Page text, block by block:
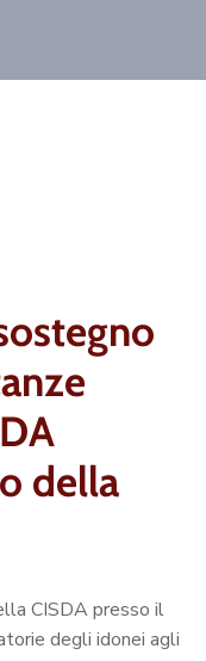
della
CISDA presso il
degli idonei agli